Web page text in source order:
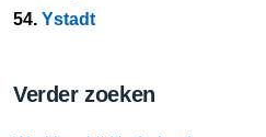
54. Ystadt
Verder zoeken